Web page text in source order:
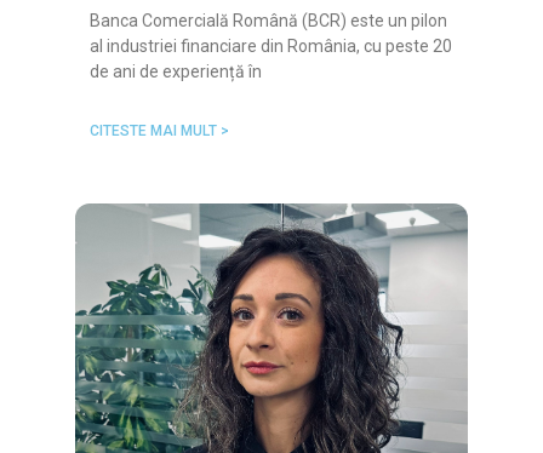
Banca Comercială Română (BCR) este un pilon
al industriei financiare din România, cu peste 20
de ani de experiență în
CITESTE MAI MULT >